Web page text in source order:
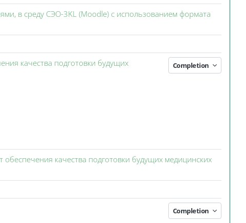
в среду СЭО-3KL (Moodle) с использованием формата
качества подготовки будущих
Completion
качества подготовки будущих медицинских
Completion